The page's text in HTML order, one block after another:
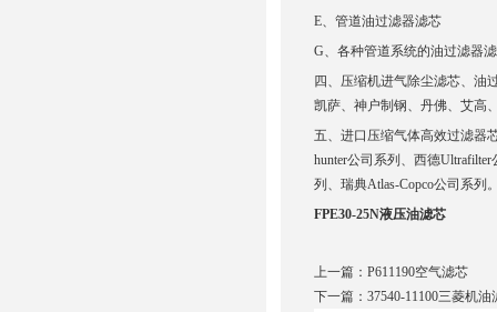
E、管道油过滤器滤芯 F
G、各种管道系统的油过滤器
四、压缩机进气除尘滤芯、油
凯萨、神户制钢、丹佛、艾高
五、进口压缩气体高效过滤器
hunter公司系列、西德
列、瑞典Atlas-Copco公司系列
FPE30-25N液压油滤芯
上一篇： P611190空气滤芯
下一篇： 37540-11100三菱机油